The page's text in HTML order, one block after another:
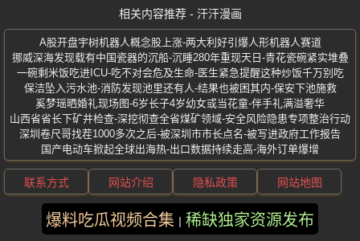
相关内容推荐 - 汗汗漫画
A股开盘宇树机器人概念股上涨-两大利好引爆人形机器人赛道
挪威深海发现载有中国瓷器的沉船-沉睡280年重现天日-青花瓷碗紧实堆叠
一碗剩米饭吃进ICU-吃不对会危及生命-医生紧急提醒这种炒饭千万别吃
保洁坠入污水池-消防发现池里还有人-结果也被困其内-保安下池施救
奚梦瑶晒婚礼现场图-6岁长子4岁幼女或当花童-伴手礼满溢奢华
山西省省长下矿井检查-深挖彻查全省煤矿领域-安全风险隐患专项整治行动
深圳卷尺哥找茬1000多次之后-被深圳市市长点名-被写进政府工作报告
国产电动车掀起全球出海热-出口数据持续走高-海外订单爆增
爆料吃瓜视频合集 稀缺独家资源发布
联系方式 网站介绍 隐私政策 网站地图
版权所有 ©2025 汗汗漫画 保留所有权利